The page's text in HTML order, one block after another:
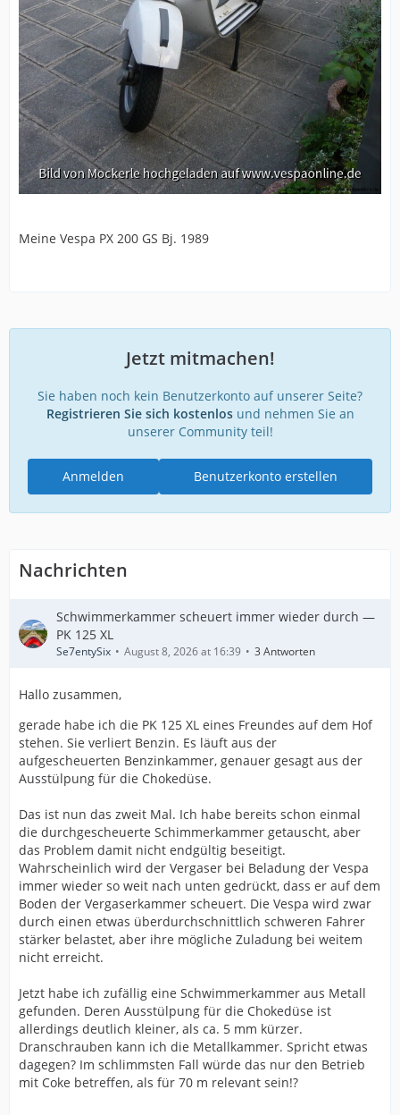
Meine Vespa PX 200 GS Bj. 1989
Jetzt mitmachen!
Sie haben noch kein Benutzerkonto auf unserer Seite?
Registrieren Sie sich kostenlosund nehmen Sie an
unserer Community teil!
Benutzerkonto erstellen
Anmelden
Nachrichten
Schwimmerkammer scheuert immer wieder durch —
PK 125 XL
Se7entySix August 8, 2026 at 16:39 3 Antworten
Hallo zusammen,
gerade habe ich die PK 125 XL eines Freundes auf dem Hof
stehen. Sie verliert Benzin. Es läuft aus der
aufgescheuerten Benzinkammer, genauer gesagt aus der
Ausstülpung für die Chokedüse.
Das ist nun das zweit Mal. Ich habe bereits schon einmal
die durchgescheuerte Schimmerkammer getauscht, aber
das Problem damit nicht endgültig beseitigt.
Wahrscheinlich wird der Vergaser bei Beladung der Vespa
immer wieder so weit nach unten gedrückt, dass er auf dem
Boden der Vergaserkammer scheuert. Die Vespa wird zwar
durch einen etwas überdurchschnittlich schweren Fahrer
stärker belastet, aber ihre mögliche Zuladung bei weitem
nicht erreicht.
Jetzt habe ich zufällig eine Schwimmerkammer aus Metall
gefunden. Deren Ausstülpung für die Chokedüse ist
allerdings deutlich kleiner, als ca. 5 mm kürzer.
Dranschrauben kann ich die Metallkammer. Spricht etwas
dagegen? Im schlimmsten Fall würde das nur den Betrieb
mit Coke betreffen, als für 70 m relevant sein!?